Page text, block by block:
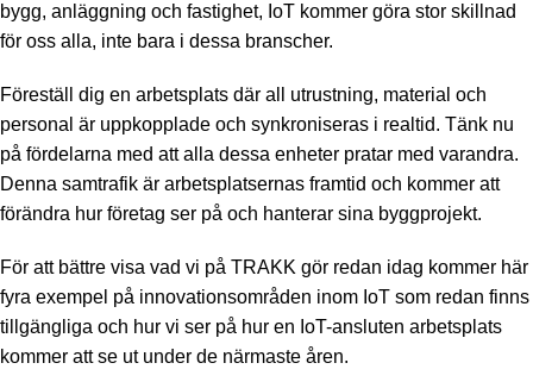
bygg, anläggning och fastighet, IoT kommer göra stor skillnad
för oss alla, inte bara i dessa branscher.
Föreställ dig en arbetsplats där all utrustning, material och
personal är uppkopplade och synkroniseras i realtid. Tänk nu
på fördelarna med att alla dessa enheter pratar med varandra.
Denna samtrafik är arbetsplatsernas framtid och kommer att
förändra hur företag ser på och hanterar sina byggprojekt.
För att bättre visa vad vi på TRAKK gör redan idag kommer här
fyra exempel på innovationsområden inom IoT som redan finns
tillgängliga och hur vi ser på hur en IoT-ansluten arbetsplats
kommer att se ut under de närmaste åren.